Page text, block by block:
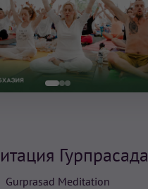
Гурпрасада
Gurprasad Meditation